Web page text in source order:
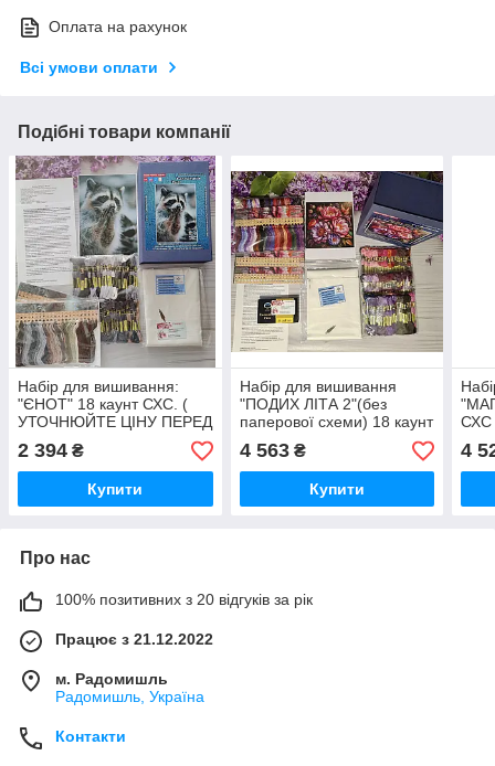
Оплата на рахунок
Всі умови оплати
Подібні товари компанії
Набір для вишивання:
"ЄНОТ" 18 каунт СХС. (
УТОЧНЮЙТЕ ЦІНУ ПЕРЕД
ОПЛАТОЮ)
2 394 ₴
Купити
Набір для вишивання
"ПОДИХ ЛІТА 2"(без
паперової схеми) 18 каунт
СХС. Ціну уточнюйте
4 563₴
Купити
СХС
4
Про нас
100% позитивних з 20 відгуків за рік
Працює з 21.12.2022
м. Радомишль
Радомишль, Україна
Контакти